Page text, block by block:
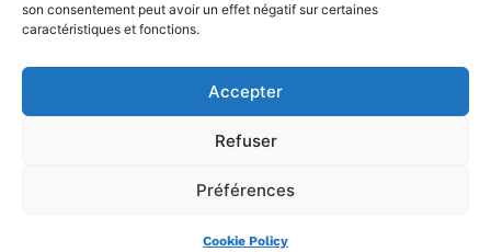
son consentement peut avoir un effet négatif sur certaines
caractéristiques et fonctions.
Accepter
Refuser
Préférences
Cookie Policy
jardin